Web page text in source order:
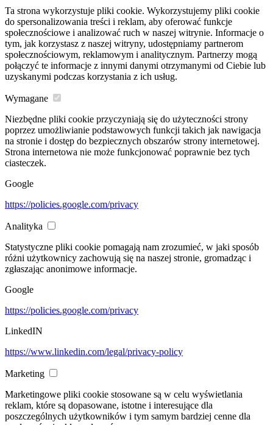
Ta strona wykorzystuje pliki cookie. Wykorzystujemy pliki cookie
do spersonalizowania treści i reklam, aby oferować funkcje
społecznościowe i analizować ruch w naszej witrynie. Informacje o
tym, jak korzystasz z naszej witryny, udostępniamy partnerom
społecznościowym, reklamowym i analitycznym. Partnerzy mogą
połączyć te informacje z innymi danymi otrzymanymi od Ciebie lub
uzyskanymi podczas korzystania z ich usług.
Wymagane
Niezbędne pliki cookie przyczyniają się do użyteczności strony
poprzez umożliwianie podstawowych funkcji takich jak nawigacja
na stronie i dostęp do bezpiecznych obszarów strony internetowej.
Strona internetowa nie może funkcjonować poprawnie bez tych
ciasteczek.
Google
https://policies.google.com/privacy
Analityka
Statystyczne pliki cookie pomagają nam zrozumieć, w jaki sposób
różni użytkownicy zachowują się na naszej stronie, gromadząc i
zgłaszając anonimowe informacje.
Google
https://policies.google.com/privacy
LinkedIN
https://www.linkedin.com/legal/privacy-policy
Marketing
Marketingowe pliki cookie stosowane są w celu wyświetlania
reklam, które są dopasowane, istotne i interesujące dla
poszczególnych użytkowników i tym samym bardziej cenne dla